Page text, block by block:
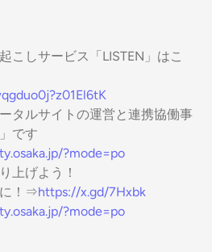
こしサービス「LISTEN」はこ
タルサイトの運営と連携協働事
です
?mode=po
上げよう！
に！⇒⁠https://x.gd/7Hxbk
?mode=po